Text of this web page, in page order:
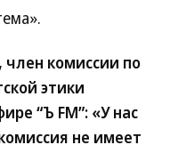
комиссии по
этики
“Ъ FM”: «У нас
не имеет